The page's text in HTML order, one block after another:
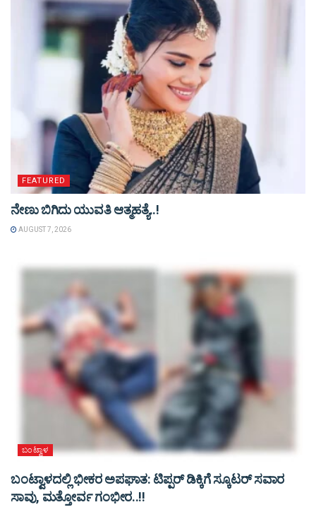
FEATURED
ನೇಣು ಬಿಗಿದು ಯುವತಿ ಆತ್ಮಹತ್ಯೆ..!
AUGUST 7, 2026
ಬಂಟ್ವಾಳ
ಬಂಟ್ವಾಳದಲ್ಲಿ ಭೀಕರ ಅಪಘಾತ: ಟಿಪ್ಪರ್ ಡಿಕ್ಕಿಗೆ ಸ್ಕೂಟರ್ ಸವಾರ
ಸಾವು, ಮತ್ತೋರ್ವ ಗಂಭೀರ..!!